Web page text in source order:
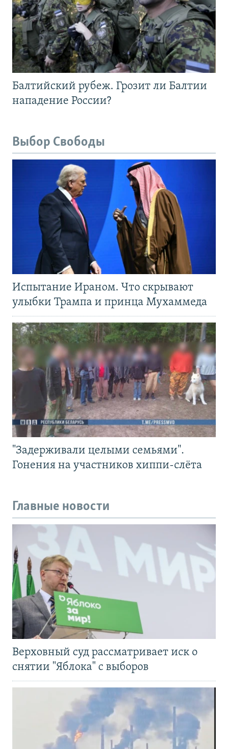
Балтийский рубеж. Грозит ли Балтии
нападение России?
Выбор Свободы
Испытание Ираном. Что скрывают
улыбки Трампа и принца Мухаммеда
"Задерживали целыми семьями".
Гонения на участников хиппи-слёта
Главные новости
Верховный суд рассматривает иск о
снятии "Яблока" с выборов